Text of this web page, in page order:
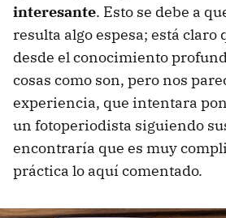
interesante. Esto se debe a
resulta algo espesa; está claro
desde el conocimiento
cosas como son, pero nos
experiencia, que intentara
un fotoperiodista siguiendo
encontraría que es muy
práctica lo aquí comentado.